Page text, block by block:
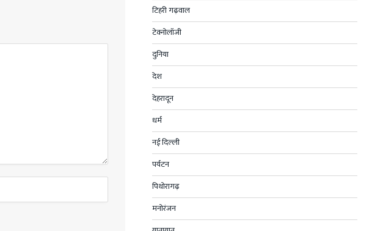
टिहरी गढ़वाल
टेक्नोलॉजी
दुनिया
देश
देहरादून
धर्म
नई दिल्ली
पर्यटन
पिथोरागढ़
मनोरंजन